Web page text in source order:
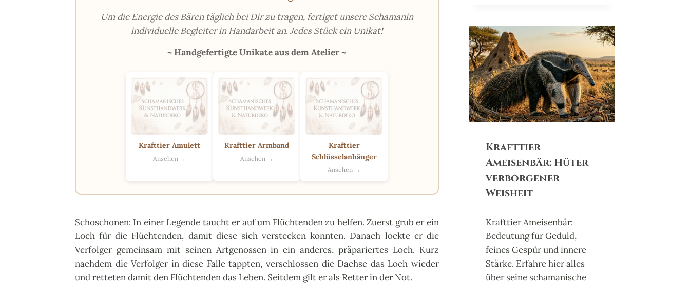
Um die Energie des Bären täglich bei Dir zu tragen, fertiget unsere Schamanin
individuelle Begleiter in Handarbeit an. Jedes Stück ein Unikat!
~ Handgefertigte Unikate aus dem Atelier ~
Krafttier Amulett
Ansehen →
Krafttier Armband
Ansehen →
Krafttier
Schlüsselanhänger
Ansehen →
Schoschonen: In einer Legende taucht er auf um Flüchtenden zu helfen. Zuerst grub er ein
Loch für die Flüchtenden, damit diese sich verstecken konnten. Danach lockte er die
Verfolger gemeinsam mit seinen Artgenossen in ein anderes, präpariertes Loch. Kurz
nachdem die Verfolger in diese Falle tappten, verschlossen die Dachse das Loch wieder
und retteten damit den Flüchtenden das Leben. Seitdem gilt er als Retter in der Not.
S
E
R
A
X
O
L
O
:
H
Ü
T
E
R
E
N
E
Krafttier
Ameisenbär: Hüter
verborgener
Weisheit
Krafttier Ameisenbär:
Bedeutung für Geduld,
feines Gespür und innere
Stärke. Erfahre hier alles
über seine schamanische